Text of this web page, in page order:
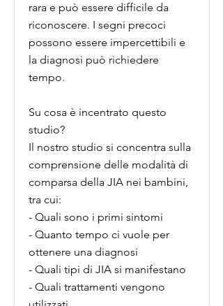
rara e può essere difficile da
riconoscere. I segni precoci
possono essere impercettibili e
la diagnosi può richiedere
tempo.
Su cosa è incentrato questo
studio?
Il nostro studio si concentra sulla
comprensione delle modalità di
comparsa della JIA nei bambini,
tra cui:
- Quali sono i primi sintomi
- Quanto tempo ci vuole per
ottenere una diagnosi
- Quali tipi di JIA si manifestano
- Quali trattamenti vengono